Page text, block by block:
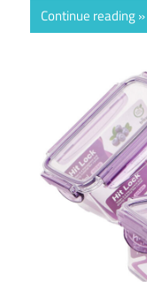
Continue reading